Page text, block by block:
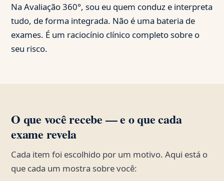
Na Avaliação 360°, sou eu quem conduz e interpreta
tudo, de forma integrada. Não é uma bateria de
exames. É um raciocínio clínico completo sobre o
seu risco.
O que você recebe — e o que cada
exame revela
Cada item foi escolhido por um motivo. Aqui está o
que cada um mostra sobre você: